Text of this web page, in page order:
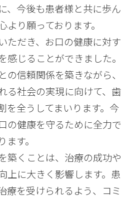
、今後も患者様と共に歩ん
より願っております。
ただき、お口の健康に対す
感じることができました。
の信頼関係を築きながら、
る社会の実現に向けて、歯
を全うしてまいります。今
の健康を守るために全力で
す。
築くことは、治療の成功や
上に大きく影響します。患
療を受けられるよう、コミ